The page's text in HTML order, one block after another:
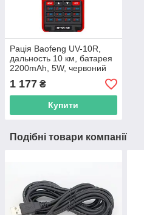
Рація Baofeng UV-10R,
дальность 10 км, батарея
2200mAh, 5W, червоний
1 177 ₴
Купити
Подібні товари компанії